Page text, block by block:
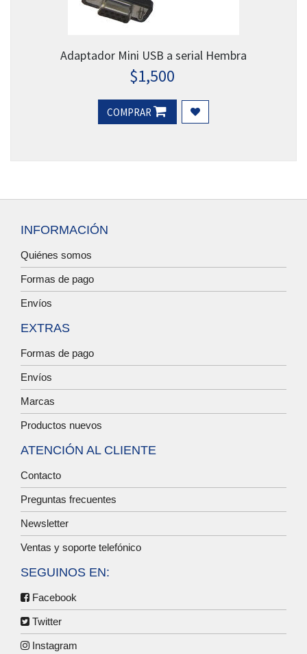
Adaptador Mini USB a serial Hembra
$1,500
COMPRAR
INFORMACIÓN
Quiénes somos
Formas de pago
Envíos
EXTRAS
Formas de pago
Envíos
Marcas
Productos nuevos
ATENCIÓN AL CLIENTE
Contacto
Preguntas frecuentes
Newsletter
Ventas y soporte telefónico
SEGUINOS EN:
Facebook
Twitter
Instagram